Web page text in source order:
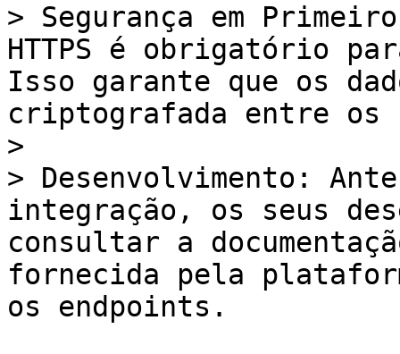
> Segurança em
HTTPS é obrigatório
Isso garante que os
criptografada entre os
>
> Desenvolvimento:
integração, os seus
consultar a
fornecida pela
os endpoints.